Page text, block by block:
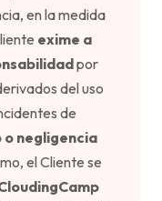
en la medida
exime a
por
del uso
de
o negligencia
el Cliente se